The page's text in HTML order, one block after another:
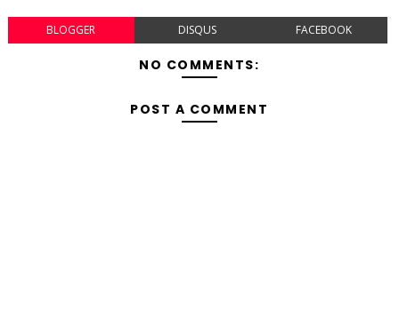
BLOGGER DISQUS FACEBOOK
NO COMMENTS:
POST A COMMENT